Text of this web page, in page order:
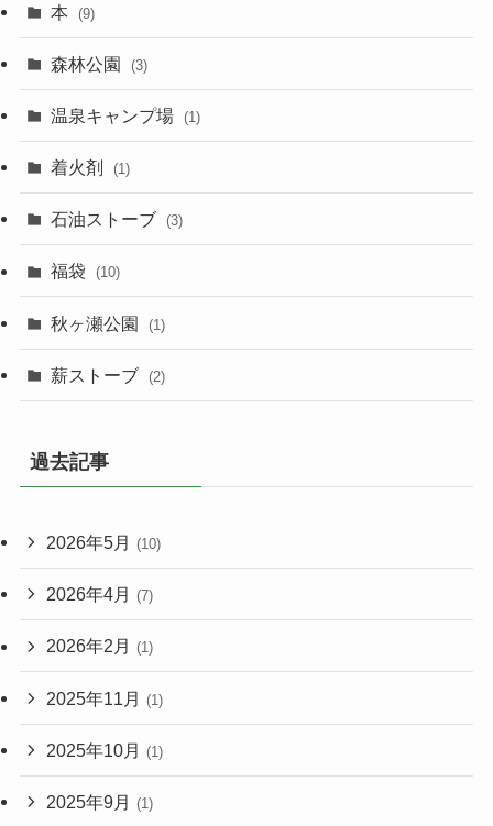
本 (9)
森林公園 (3)
温泉キャンプ場 (1)
着火剤 (1)
石油ストーブ (3)
福袋 (10)
秋ヶ瀬公園 (1)
薪ストーブ (2)
過去記事
2026年5月 (10)
2026年4月 (7)
2026年2月 (1)
2025年11月 (1)
2025年10月 (1)
2025年9月 (1)